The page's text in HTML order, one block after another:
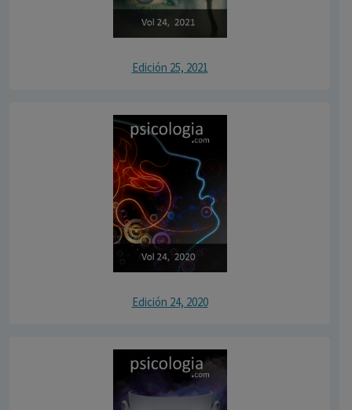
Edición 25, 2021
Edición 24, 2020